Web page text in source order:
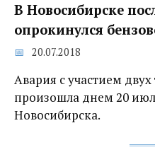
В Новосибирске
опрокинулся
20.07.2018
Авария с участием
произошла днем 20
Новосибирска.